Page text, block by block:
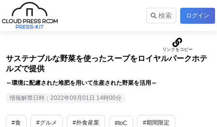
検索 ログイン
サステナブルな野菜を使ったスープをロイヤルパークホテ
ルズで提供
～環境に配慮された堆肥を用いて生産された野菜を活用～
情報解禁日時：2022年09月01日 14時00分
#食 #グルメ #外食産業 #toC #期間限定